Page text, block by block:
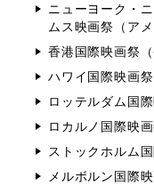
ニューヨーク・
ムス映画祭（アメ
香港国際映画祭（
ハワイ国際映画祭
ロッテルダム国
ロカルノ国際映
ストックホルム
メルボルン国際